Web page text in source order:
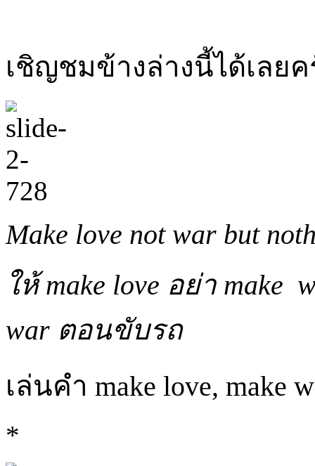
เชิญชมข้างล่างนี้ได้เลยค
Make love not war but
ให้ make love อย่า make
war ตอนขับรถ
เล่นคำ make love, make
*